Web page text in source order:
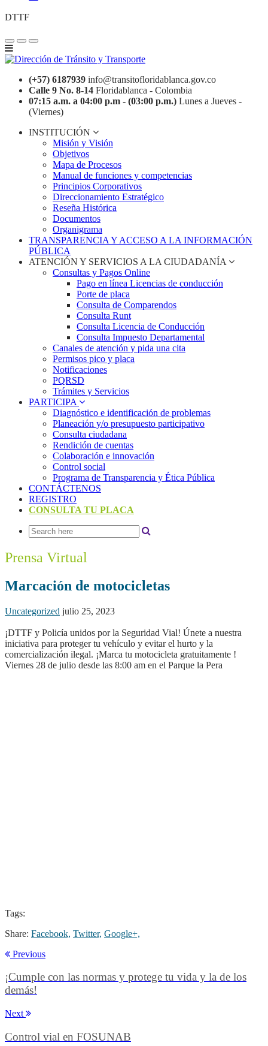
DTTF
(+57) 6187939 info@transitofloridablanca.gov.co
Calle 9 No. 8-14 Floridablanca - Colombia
07:15 a.m. a 04:00 p.m - (03:00 p.m.) Lunes a Jueves -
(Viernes)
INSTITUCIÓN
Misión y Visión
Objetivos
Mapa de Procesos
Manual de funciones y competencias
Principios Corporativos
Direccionamiento Estratégico
Reseña Histórica
Documentos
Organigrama
TRANSPARENCIA Y ACCESO A LA INFORMACIÓN
PÚBLICA
ATENCIÓN Y SERVICIOS A LA CIUDADANÍA
Consultas y Pagos Online
Pago en línea Licencias de conducción
Porte de placa
Consulta de Comparendos
Consulta Runt
Consulta Licencia de Conducción
Consulta Impuesto Departamental
Canales de atención y pida una cita
Permisos pico y placa
Notificaciones
PQRSD
Trámites y Servicios
PARTICIPA
Diagnóstico e identificación de problemas
Planeación y/o presupuesto participativo​
Consulta ciudadana
Rendición de cuentas
Colaboración e innovación
Control social
Programa de Transparencia y Ética Pública
CONTÁCTENOS
REGISTRO
CONSULTA TU PLACA
Prensa Virtual
Marcación de motocicletas
Uncategorized julio 25, 2023
¡DTTF y Policía unidos por la Seguridad Vial! Únete a nuestra
iniciativa para proteger tu vehículo y evitar el hurto y la
comercialización ilegal. ¡Marca tu motocicleta gratuitamente !
Viernes 28 de julio desde las 8:00 am en el Parque la Pera
Tags:
Share: Facebook, Twitter, Google+,
Previous
¡Cumple con las normas y protege tu vida y la de los
demás!
Next
Control vial en FOSUNAB